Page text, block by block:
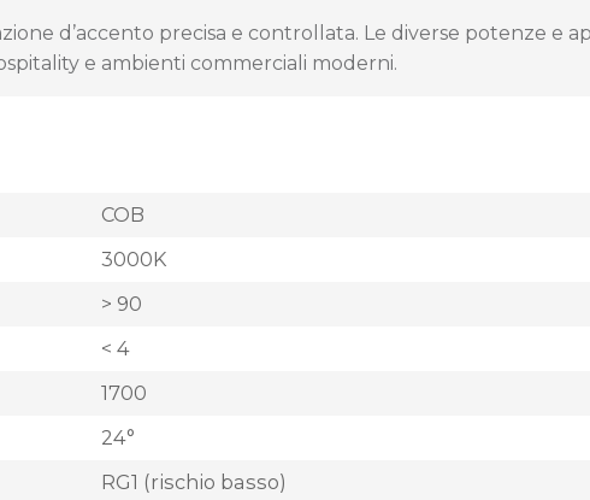
d’accento precisa e controllata. Le diverse potenze e
e ambienti commerciali moderni.
COB
3000K
> 90
< 4
1700
24°
RG1 (rischio basso)